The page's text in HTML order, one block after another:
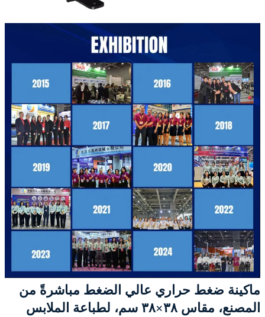
ماكينة ضغط حراري عالي الضغط مباشرةً من
المصنع، مقاس ٣٨×٣٨ سم، لطباعة الملابس